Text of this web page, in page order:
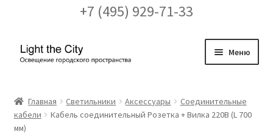
+7 (495) 929-71-33
Перейти
Перейти
Меню
FAQ про кронштейны
Главная Светильники Аксессуары
Соединительные
кабели
Кабель соединительный Розетка + Вилка 220В (L 700
мм)